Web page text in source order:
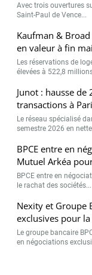
Avec trois ouvertures
Saint-Paul de Vence...
Kaufman &
en valeur à fin
Les réservations de
élevées à 522,8
Junot : hausse
transactions à
Le réseau spécialisé
semestre 2026 en
BPCE entre en
Mutuel Arkéa
BPCE entre en
le rachat des sociétés...
Nexity et Groupe
exclusives pour
Le groupe bancaire
en négociations